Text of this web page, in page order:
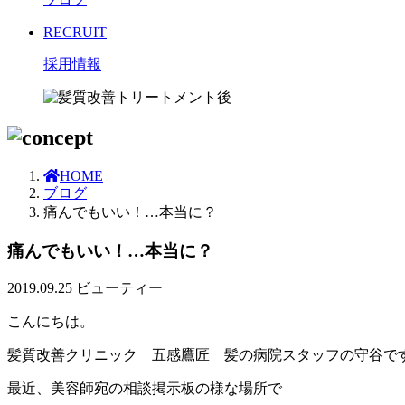
RECRUIT
採用情報
HOME
ブログ
痛んでもいい！…本当に？
痛んでもいい！…本当に？
2019.09.25 ビューティー
こんにちは。
髪質改善クリニック 五感鷹匠 髪の病院スタッフの守谷で
最近、美容師宛の相談掲示板の様な場所で